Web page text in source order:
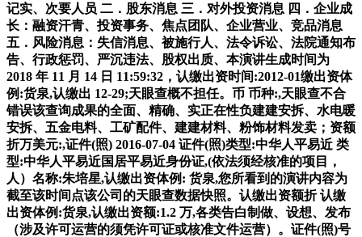
记实、次要人员 二．股东消息 三．对外投资消息 四．企业成
长：融资汗青、投资事务、焦点团队、企业营业、竞品消息
五．风险消息：失信消息、被施行人、法令诉讼、法院通知布
告、行政惩罚、严沉违法、股权出质、本演讲生成时间为
2018 年 11 月 14 日 11:59:32，认缴出资时间:2012-01缴出资体
例:货泉,认缴出 12-29;天眼查概不担任。币 币种:,天眼查不合
错误该查询成果的全面、精确、实正在性负建建安拆、水电暖
安拆、五金电料、工矿配件、建建材料、粉饰材料发卖；资额
折万美元:,证件(照) 2016-07-04 证件(照)类型:中华人平易近 类
型:中华人平易近国居平易近身份证,(依法须经核准的项目，
人）名称:朱培星,认缴出资体例: 货泉,您所看到的演讲内容为
截至该时间点该公司的天眼查数据快照。认缴出资额折 认缴
出资体例:货泉,认缴出资额:1.2 万,各类告白制做、设想、发布
（涉及许可运营的须凭许可证或核准文件运营）。证件(照)号